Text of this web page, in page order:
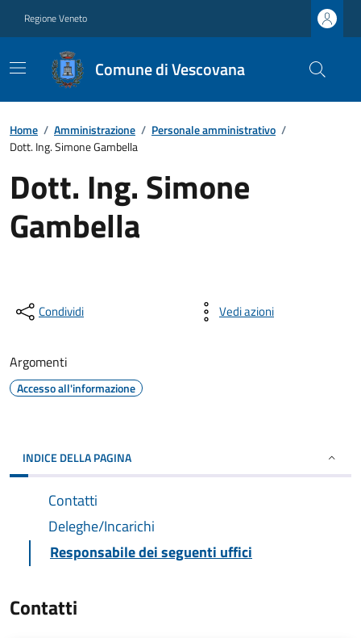
Regione Veneto
Comune di Vescovana
Home / Amministrazione / Personale amministrativo /
Dott. Ing. Simone Gambella
Dott. Ing. Simone
Gambella
Condividi Vedi azioni
Argomenti
Accesso all'informazione
INDICE DELLA PAGINA
Contatti
Deleghe/Incarichi
Responsabile dei seguenti uffici
Contatti